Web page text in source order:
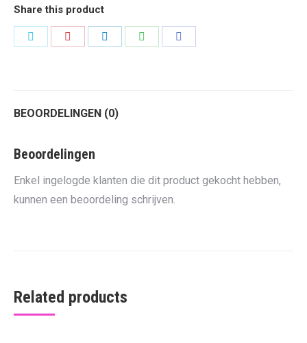
Share this product
BEOORDELINGEN (0)
Beoordelingen
Enkel ingelogde klanten die dit product gekocht hebben,
kunnen een beoordeling schrijven.
Related products